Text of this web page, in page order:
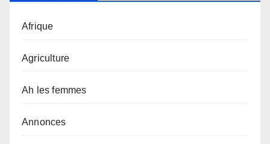
Afrique
Agriculture
Ah les femmes
Annonces